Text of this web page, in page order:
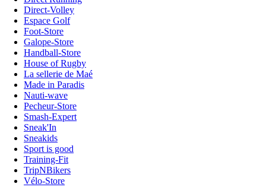
Direct-Volley
Espace Golf
Foot-Store
Galope-Store
Handball-Store
House of Rugby
La sellerie de Maé
Made in Paradis
Nauti-wave
Pecheur-Store
Smash-Expert
Sneak'In
Sneakids
Sport is good
Training-Fit
TripNBikers
Vélo-Store